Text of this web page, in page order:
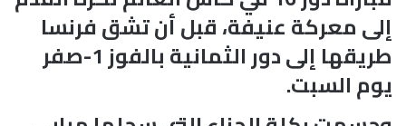
إلى معركة عنيفة، قبل أن تشق فرنسا
طريقها إلى دور الثمانية بالفوز 1-صفر
يوم السبت.